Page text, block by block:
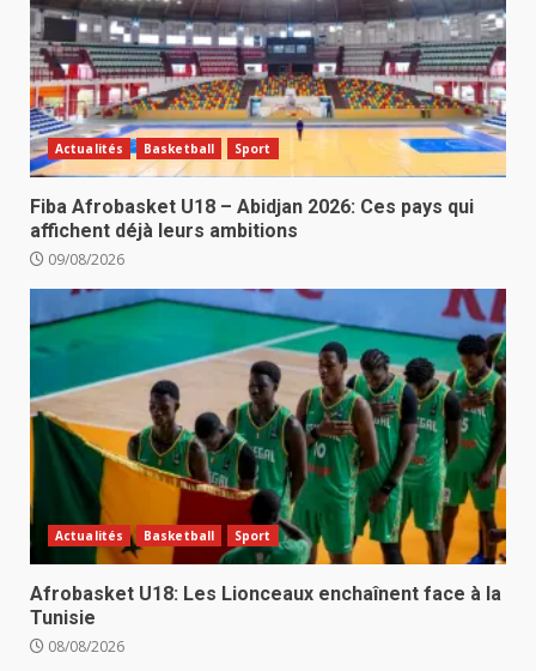
Actualités Basketball Sport
Fiba Afrobasket U18 – Abidjan 2026: Ces pays qui
affichent déjà leurs ambitions
09/08/2026
Actualités Basketball Sport
Afrobasket U18: Les Lionceaux enchaînent face à la
Tunisie
08/08/2026